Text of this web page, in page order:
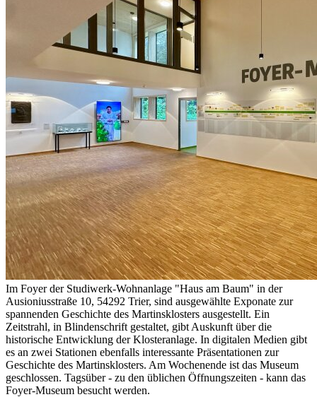
Im Foyer der Studiwerk-Wohnanlage "Haus am Baum" in der
Ausioniusstraße 10, 54292 Trier, sind ausgewählte Exponate zur
spannenden Geschichte des Martinsklosters ausgestellt. Ein
Zeitstrahl, in Blindenschrift gestaltet, gibt Auskunft über die
historische Entwicklung der Klosteranlage. In digitalen Medien gibt
es an zwei Stationen ebenfalls interessante Präsentationen zur
Geschichte des Martinsklosters. Am Wochenende ist das Museum
geschlossen. Tagsüber - zu den üblichen Öffnungszeiten - kann das
Foyer-Museum besucht werden.